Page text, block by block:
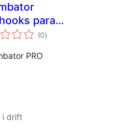
para
(0vurderingar
i)
PRO
i drift